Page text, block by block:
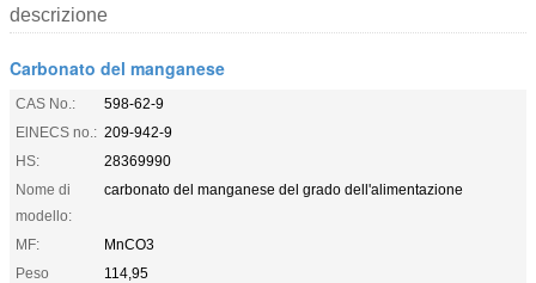
descrizione
Carbonato del manganese
CAS No.:
598-62-9
ElNECS no.: 209-942-9
HS:
28369990
Nome di
modello:
carbonato del manganese del grado dell'alimentazione
MF:
MnCO3
Peso
114,95